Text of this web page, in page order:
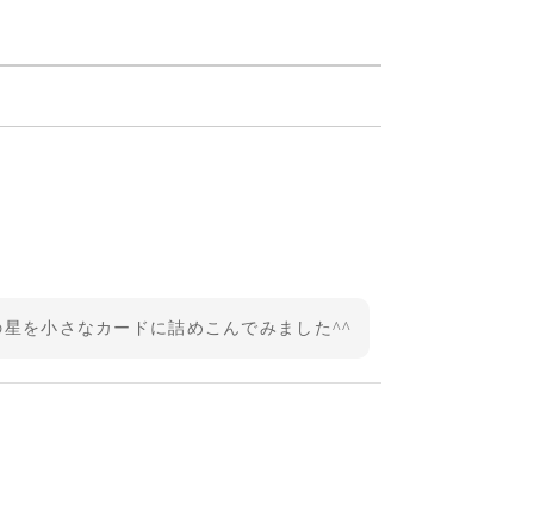
星を小さなカードに詰めこんでみました^^